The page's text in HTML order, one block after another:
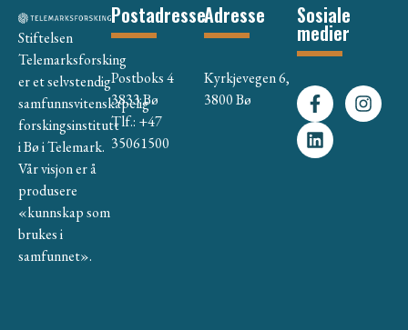
Stiftelsen
Telemarksforsking
er et selvstendig
samfunnsvitenskapelig
forskingsinstitutt
i Bø i Telemark.
Vår visjon er å
produsere
«kunnskap som
brukes i
samfunnet».
Postadresse
Postboks 4
3833 Bø
Tlf.: +47
35061500
Adresse
Kyrkjevegen 6,
3800 Bø
Sosiale
medier